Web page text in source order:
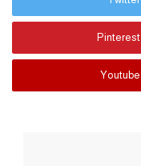
Pinterest
Youtube